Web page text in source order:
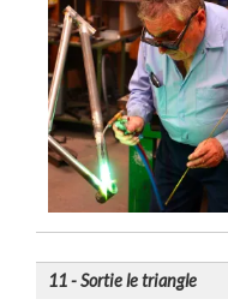
11 - Sortie le triangle